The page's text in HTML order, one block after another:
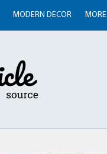
MODERN DECOR MORE